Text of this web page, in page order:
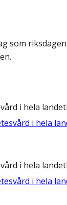
som
i hela landet
i hela
i hela landet
i hela